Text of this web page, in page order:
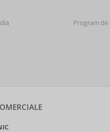
Program de